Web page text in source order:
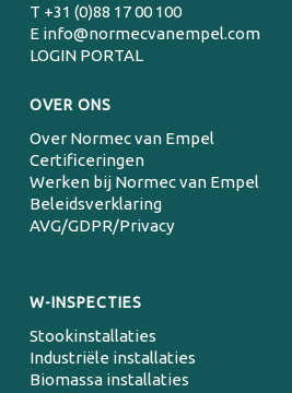
T +31 (0)88 17 00 100
E info@normecvanempel.com
LOGIN PORTAL
OVER ONS
Over Normec van Empel
Certificeringen
Werken bij Normec van Empel
Beleidsverklaring
AVG/GDPR/Privacy
W-INSPECTIES
Stookinstallaties
Industriële installaties
Biomassa installaties